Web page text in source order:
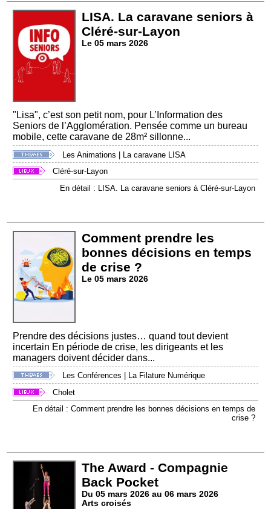
LISA. La caravane seniors à
Cléré-sur-Layon
Le 05 mars 2026
"Lisa", c’est son petit nom, pour L’Information des
Seniors de l’Agglomération. Pensée comme un bureau
mobile, cette caravane de 28m² sillonne...
Les Animations | La caravane LISA
Cléré-sur-Layon
En détail : LISA. La caravane seniors à Cléré-sur-Layon
Comment prendre les
bonnes décisions en temps
de crise ?
Le 05 mars 2026
Prendre des décisions justes… quand tout devient
incertain En période de crise, les dirigeants et les
managers doivent décider dans...
Les Conférences
La Filature Numérique
Cholet
En détail : Comment prendre les bonnes décisions en temps de
crise ?
The Award - Compagnie
Back Pocket
Du 05 mars 2026 au 06 mars 2026
Arts croisés